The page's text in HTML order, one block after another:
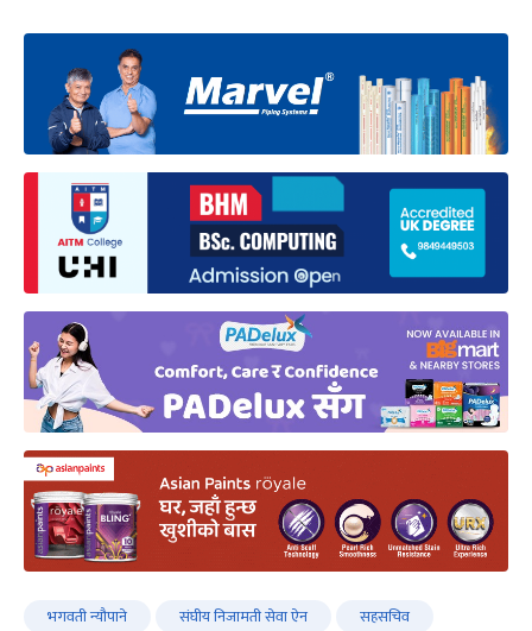
भगवती न्यौपाने संघीय निजामती सेवा ऐन सहसचिव